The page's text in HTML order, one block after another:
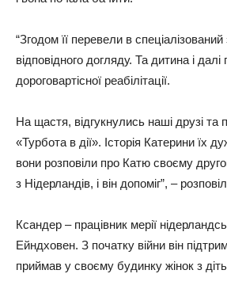
“Згодом її перевели в
відповідного догляду. Та дитина і
дороговартісної реабілітації.
На щастя, відгукнулись наші друзі та
«Турбота в дії». Історія Катерини їх
вони розповіли про Катю своєму
з Нідерландів, і він допоміг”, –
Ксандер – працівник мерії
Ейндховен. З початку війни він
приймав у своєму будинку жінок з